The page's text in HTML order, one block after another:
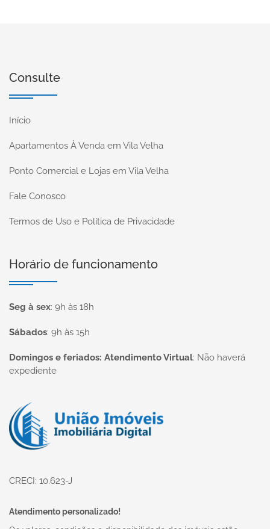
Consulte
Início
Apartamentos À Venda em Vila Velha
Ponto Comercial e Lojas em Vila Velha
Fale Conosco
Termos de Uso e Política de Privacidade
Horário de funcionamento
Seg à sex: 9h às 18h
Sábados: 9h às 15h
Domingos e feriados: Atendimento Virtual: Não haverá
expediente
Página inicial
CRECI: 10.623-J
Atendimento personalizado!